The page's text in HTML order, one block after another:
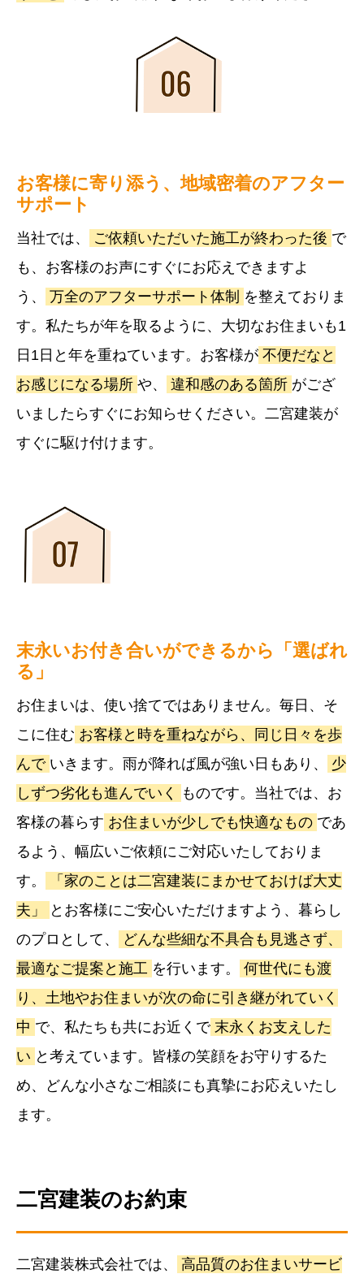
お客様に寄り添う、地域密着のアフター
サポート
当社では、 ご依頼いただいた施工が終わった後 で
も、お客様のお声にすぐにお応えできますよ
う、
万全のアフターサポート体制 を整えておりま
す。私たちが年を取るように、大切なお住まいも1
日1日と年を重ねています。お客様が 不便だなと
お感じになる場所 や、 違和感のある箇所 がござ
いましたらすぐにお知らせください。二宮建装が
すぐに駆け付けます。
末永いお付き合いができるから「選ばれ
る」
お住まいは、使い捨てではありません。毎日、そ
こに住む お客様と時を重ねながら、同じ日々を歩
んで いきます。雨が降れば風が強い日もあり、
少
しずつ劣化も進んでいく
ものです。当社では、お
客様の暮らす お住まいが少しでも快適なもの であ
るよう、幅広いご依頼にご対応いたしておりま
す。
「家のことは二宮建装にまかせておけば大丈
夫」
とお客様にご安心いただけますよう、暮らし
のプロとして、
どんな些細な不具合も見逃さず、
最適なご提案と施工 を行います。
何世代にも渡
り、土地やお住まいが次の命に引き継がれていく
中 で、私たちも共にお近くで 末永くお支えした
い と考えています。皆様の笑顔をお守りするた
め、どんな小さなご相談にも真摯にお応えいたし
ます。
二宮建装のお約束
二宮建装株式会社では、
高品質のお住まいサービ